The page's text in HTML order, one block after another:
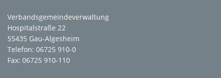
Verbandsgemeindeverwaltung
Hospitalstraße 22
55435 Gau-Algesheim
Telefon: 06725 910-0
Fax: 06725 910-110